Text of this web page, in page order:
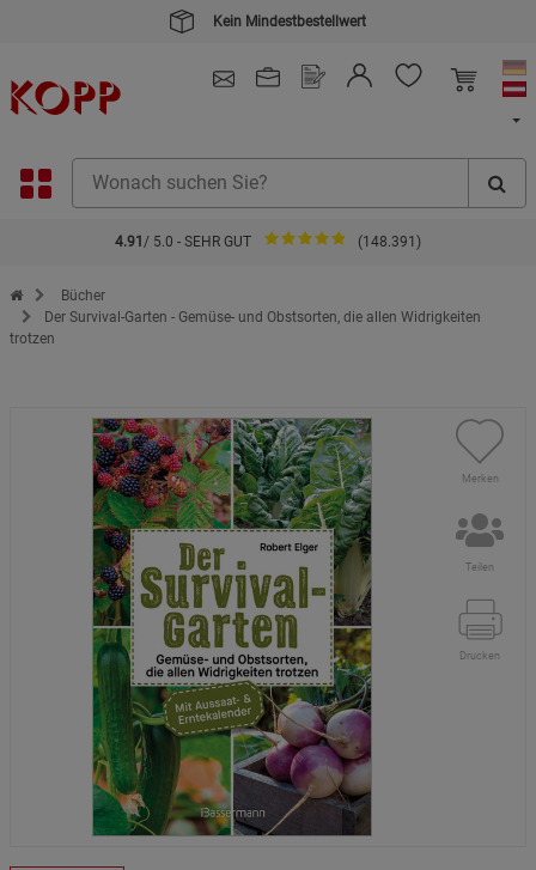
Kein Mindestbestellwert
4.91 / 5.0 - SEHR GUT (148.391)
Zur Startseite des Kopp Verlag Online-Shop
Bücher
Der Survival-Garten - Gemüse- und Obstsorten, die allen Widrigkeiten
trotzen
Merken
Teilen
Drucken